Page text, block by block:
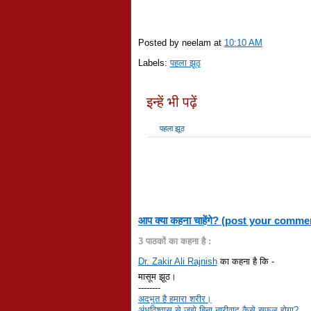
Posted by neelam at 10:10 AM
Labels:पहला झूठ
इन्हें भी पढ़ें
पहला झूठ
आप क्या कहना चाहेंगे? (post your
3 पाठकों का कहना है :
Dr. Zakir Ali Rajnishका कहना है कि -
मासूम झूठ।
--------
अदभुत है हमारा शरीर।